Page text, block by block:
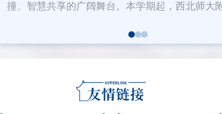
撞、智慧共享的广阔舞台。本学期起，西北师大